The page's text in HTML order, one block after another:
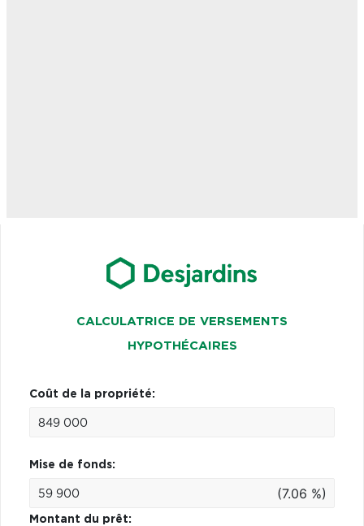
CALCULATRICE DE VERSEMENTS
HYPOTHÉCAIRES
Coût de la propriété:
Mise de fonds:
(7.06 %)
Montant du prêt: